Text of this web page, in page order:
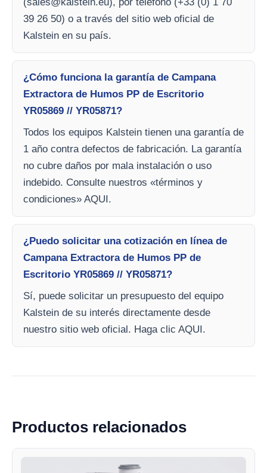
39 26 50) o a través del sitio web oficial de
Kalstein en su país.
¿Cómo funciona la garantía de Campana
Extractora de Humos PP de Escritorio
YR05869 // YR05871?
Todos los equipos Kalstein tienen una garantía de
1 año contra defectos de fabricación. La garantía
no cubre daños por mala instalación o uso
indebido. Consulte nuestros «términos y
condiciones» AQUI.
¿Puedo solicitar una cotización en línea de
Campana Extractora de Humos PP de
Escritorio YR05869 // YR05871?
Sí, puede solicitar un presupuesto del equipo
Kalstein de su interés directamente desde
nuestro sitio web oficial. Haga clic AQUI.
Productos relacionados